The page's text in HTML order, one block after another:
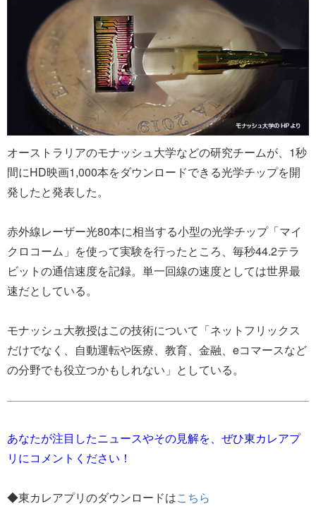
オーストラリアのモナッシュ大学などの研究チームが、1秒
間にHD映画1,000本をダウンロードできる光学チップを開
発したと発表した。
赤外線レーザー光80本に相当する小型の光学チップ「マイ
クロコーム」を使って実験を行ったところ、毎秒44.2テラ
ビットの通信速度を記録。単一回線の速度としては世界最
速だとしている。
モナッシュ大教授はこの技術について「ネットフリックス
だけでなく、自動運転や医療、教育、金融、eコマースなど
の分野でも役立つかもしれない」としている。
あなたが注目したニュースやその見解を、ぜひ東カレアプ
リにコメントください！
◆東カレアプリのダウンロードはこちら